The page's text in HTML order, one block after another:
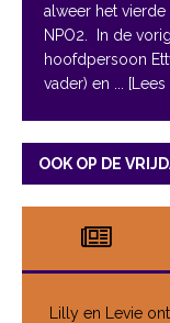
alweer het vierde
NPO2. In de
hoofdpersoon
vader) en
...
OOK OP DE
Lilly en Levie